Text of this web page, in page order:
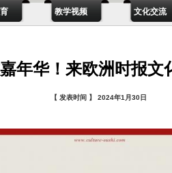
教学视频 文化交流
年华！来欧洲时报文
【 发表时间 】 2024年1月30日